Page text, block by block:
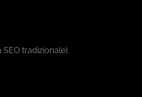
SEO tradizionale).